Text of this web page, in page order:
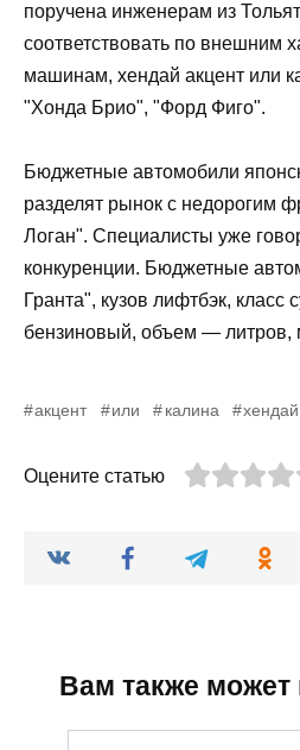
поручена инженерам из
соответствовать по внешним
машинам, хендай акцент или
"Хонда Брио", "Форд Фиго".
Бюджетные автомобили
разделят рынок с недорогим
Логан". Специалисты уже
конкуренции. Бюджетные
Гранта", кузов лифтбэк, класс
бензиновый, объем —
акцент или калина хендай
Оцените статью
Вам также может